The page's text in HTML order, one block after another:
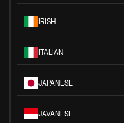
IRISH
ITALIAN
JAPANESE
JAVANESE